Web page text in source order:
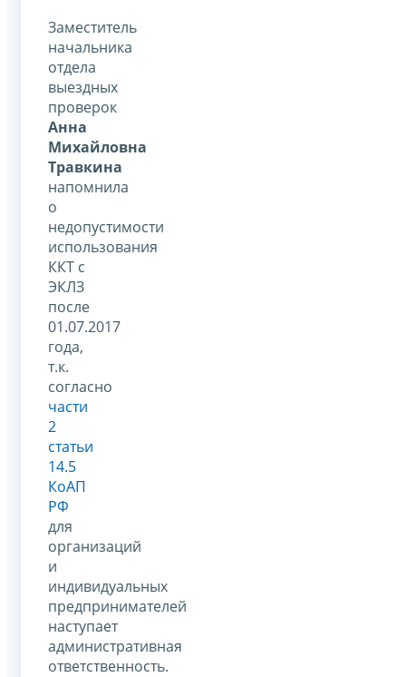
Заместитель
начальника
отдела
выездных
проверок
Анна
Михайловна
Травкина
напомнила
о
недопустимости
использования
ККТ с
ЭКЛЗ
после
01.07.2017
года,
т.к.
согласно
части
2
статьи
14.5
КоАП
РФ
для
организаций
и
индивидуальных
предпринимателей
наступает
административная
ответственность.